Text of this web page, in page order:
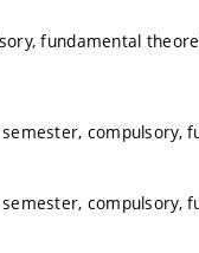
fundamental
compulsory,
compulsory,